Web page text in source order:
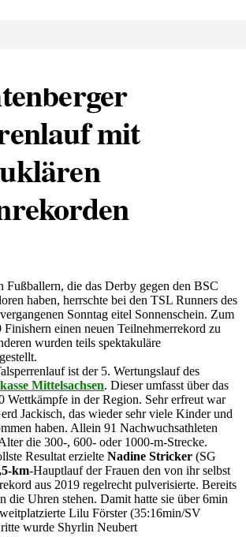
mit
Fußballern, die das Derby gegen den BSC
haben, herrschte bei den TSL Runners des
Sonntag eitel Sonnenschein. Zum
Finishern einen neuen Teilnehmerrekord zu
wurden teils spektakuläre
ist der 5. Wertungslauf des
Mittelsachsen. Dieser umfasst über das
Wettkämpfe in der Region. Sehr erfreut war
Jackisch, das wieder sehr viele Kinder und
haben. Allein 91 Nachwuchsathleten
die 300-, 600- oder 1000-m-Strecke.
Resultat erzielte Nadine Stricker (SG
km-Hauptlauf der Frauen den von ihr selbst
aus 2019 regelrecht pulverisierte. Bereits
die Uhren stehen. Damit hatte sie über 6min
Lilu Förster (35:16min/SV
wurde Shyrlin Neubert